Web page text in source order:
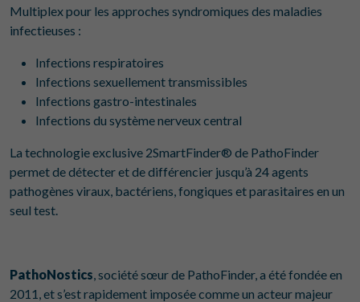
Multiplex pour les approches syndromiques des maladies
infectieuses :
Infections respiratoires
Infections sexuellement transmissibles
Infections gastro-intestinales
Infections du système nerveux central
La technologie exclusive 2SmartFinder® de PathoFinder
permet de détecter et de différencier jusqu’à 24 agents
pathogènes viraux, bactériens, fongiques et parasitaires en un
seul test.
PathoNostics, société sœur de PathoFinder, a été fondée en
2011, et s’est rapidement imposée comme un acteur majeur